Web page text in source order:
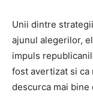
Unii dintre
ajunul alegerilor,
impuls
fost avertizat si ca
descurca mai bine